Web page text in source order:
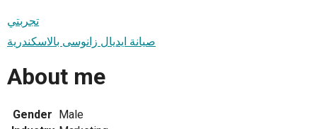
تجربتي
صيانة ايديال زانوسى بالاسكندرية
About me
Gender Male